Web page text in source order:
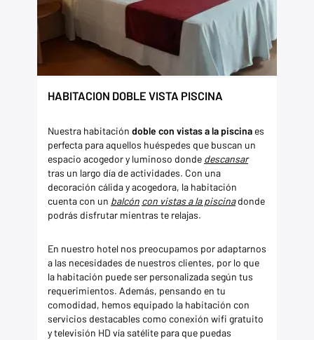
HABITACION DOBLE VISTA PISCINA
Nuestra habitación doble con vistas a la piscina es
perfecta para aquellos huéspedes que buscan un
espacio acogedor y luminoso donde descansar
tras un largo día de actividades. Con una
decoración cálida y acogedora, la habitación
cuenta con un balcón con vistas a la piscinadonde
podrás disfrutar mientras te relajas.
En nuestro hotel nos preocupamos por adaptarnos
a las necesidades de nuestros clientes, por lo que
la habitación puede ser personalizada según tus
requerimientos. Además, pensando en tu
comodidad, hemos equipado la habitación con
servicios destacables como conexión wifi gratuito
y televisión HD vía satélite para que puedas